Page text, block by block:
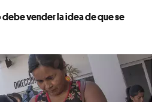
vender la idea de que se